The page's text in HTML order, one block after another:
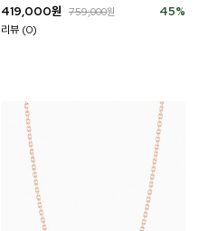
45%
419,000원 759,000원
리뷰 (0)